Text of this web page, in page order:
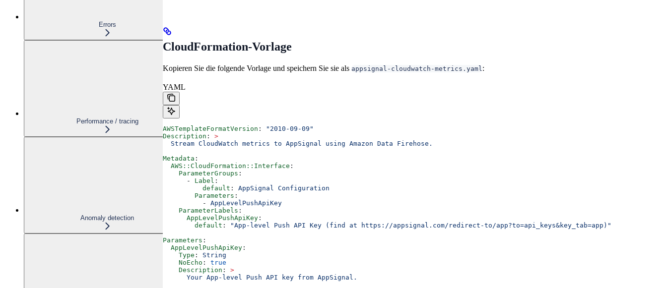
Errors
Performance / tracing
Anomaly detection
CloudFormation-Vorlage
Kopieren Sie die folgende Vorlage und speichern Sie sie als appsignal-cloudwatch-metrics.yaml:
YAML
AWSTemplateFormatVersion :
"2010-09-09"
Description : >
  Stream CloudWatch metrics to AppSignal using Amazon Data Firehose.
Metadata :
  AWS::CloudFormation::Interface
:
    ParameterGroups
:
      -
Label :
          default
: AppSignal Configuration
        Parameters
:
          -
AppLevelPushApiKey
    ParameterLabels
:
      AppLevelPushApiKey
:
        default
:
"App-level Push API Key (find at https://appsignal.com/redirect-to/app?to=api_keys&key_tab=app)"
Parameters :
  AppLevelPushApiKey
:
    Type
: String
    NoEcho
: true
    Description
: >
      Your App-level Push API key from AppSignal.